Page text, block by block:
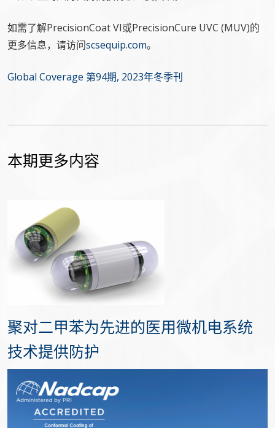
如需了解PrecisionCoat VI或PrecisionCure UVC (MUV)的
更多信息，请访问scsequip.com。
Global Coverage 第94期, 2023年冬季刊
本期更多内容
聚对二甲苯为先进的医用微机电系统
技术提供防护